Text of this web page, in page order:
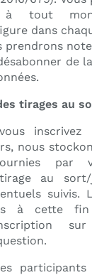
à tout
dans
prendrons
de
tirages au
nous
par
au
suivis.
à cette fin